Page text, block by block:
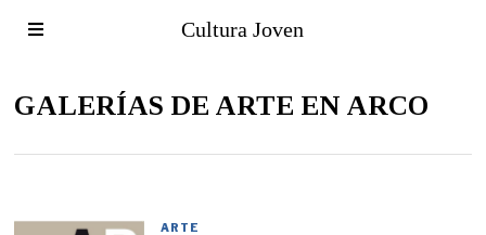
Cultura Joven
GALERÍAS DE ARTE EN ARCO
ARTE